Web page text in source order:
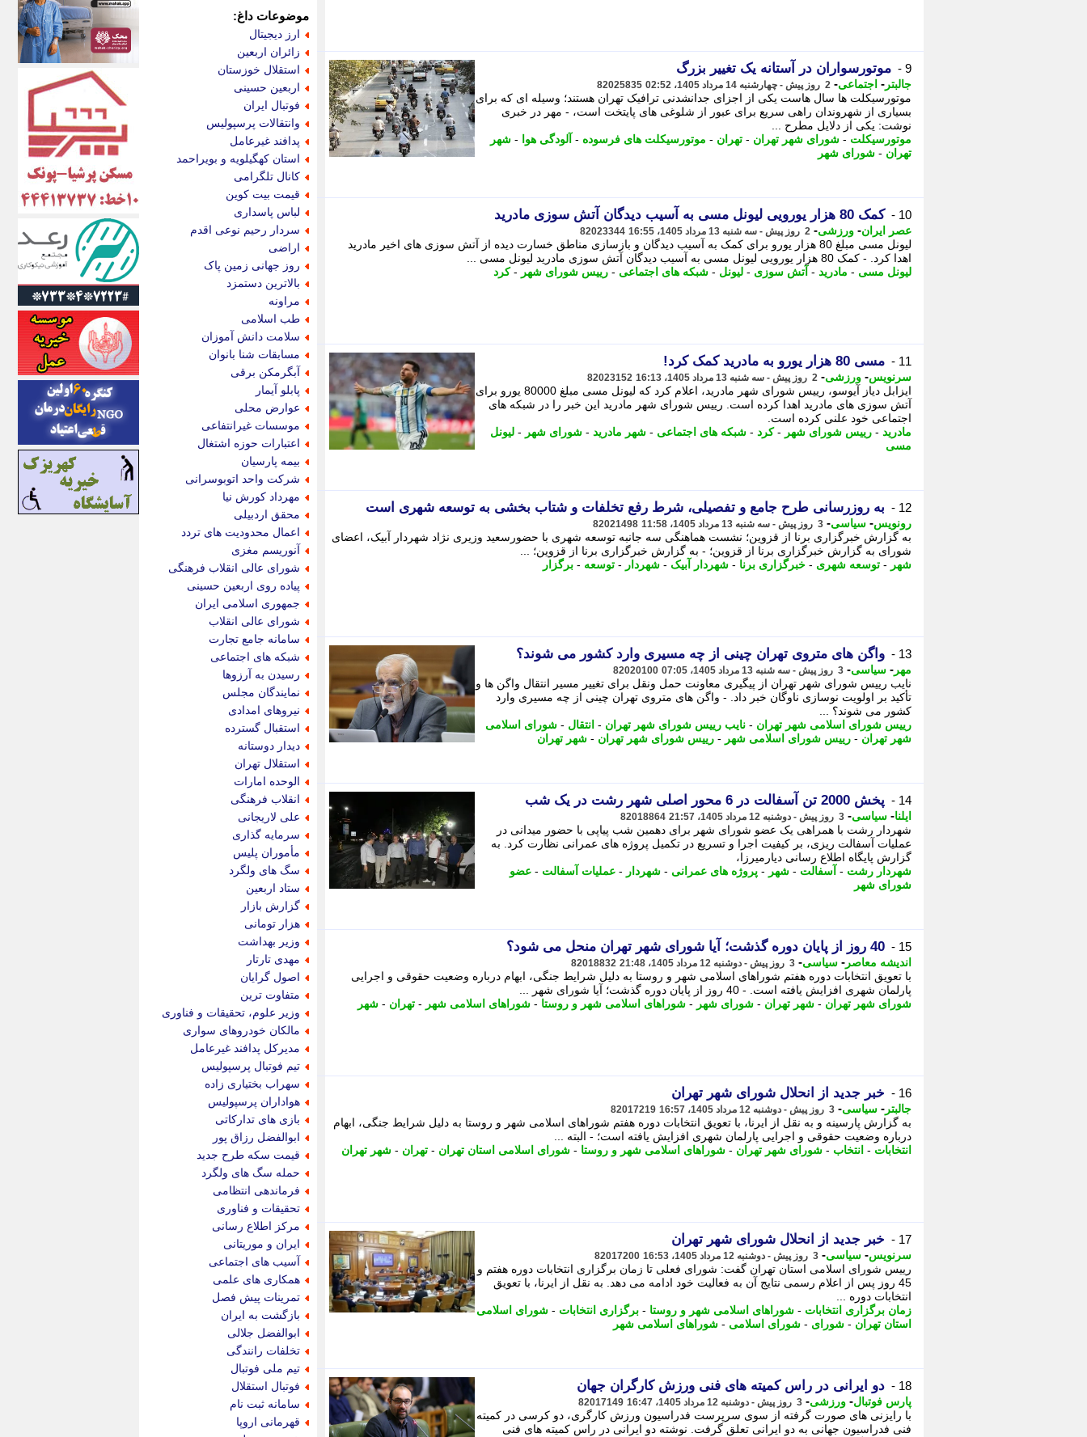
9 - موتورسواران در آستانه یک تغییر بزرگ
جالبتر - اجتماعی- 2 روز پیش - چهارشنبه 14 مرداد 1405، 02:52 82025835
موتورسیکلت ها سال هاست یکی از اجزای جدانشدنی ترافیک تهران هستند؛ وسیله ای که برای
بسیاری از شهروندان راهی سریع برای عبور از شلوغی های پایتخت است، - مهر در خبری
نوشت: یکی از دلایل مطرح ...
موتورسیکلت - شورای شهر تهران - تهران - موتورسیکلت های فرسوده - آلودگی هوا - شهر
تهران - شورای شهر
10 - کمک 80 هزار یورویی لیونل مسی به آسیب دیدگان آتش سوزی مادرید
عصر ایران- ورزشی- 2 روز پیش - سه شنبه 13 مرداد 1405، 16:55 82023344
لیونل مسی مبلغ 80 هزار یورو برای کمک به آسیب دیدگان و بازسازی مناطق خسارت دیده از آتش سوزی های اخیر مادرید
اهدا کرد. - کمک 80 هزار یورویی لیونل مسی به آسیب دیدگان آتش سوزی مادرید لیونل مسی ...
لیونل مسی - مادرید - آتش سوزی - لیونل - شبکه های اجتماعی - رییس شورای شهر -کرد
11 - مسی 80 هزار یورو به مادرید کمک کرد!
سرنویس- ورزشی- 2 روز پیش - سه شنبه 13 مرداد 1405، 16:13 82023152
ایزابل دیاز آیوسو، رییس شورای شهر مادرید، اعلام کرد که لیونل مسی مبلغ 80000 یورو برای
آتش سوزی های مادرید اهدا کرده است. رییس شورای شهر مادرید این خبر را در شبکه های
اجتماعی خود علنی کرده است.
مادرید - رییس شورای شهر -کرد - شبکه های اجتماعی - شهر مادرید - شورای شهر - لیونل
مسی
12 - به روزرسانی طرح جامع و تفصیلی، شرط رفع تخلفات و شتاب بخشی به توسعه شهری است
رونویس- سیاسی- 3 روز پیش - سه شنبه 13 مرداد 1405، 11:58 82021498
به گزارش خبرگزاری برنا از قزوین؛ نشست هماهنگی سه جانبه توسعه شهری با حضورسعید وزیری نژاد شهردار آبیک، اعضای
شورای به گزارش خبرگزاری برنا از قزوین؛ - به گزارش خبرگزاری برنا از قزوین؛ ...
شهر - توسعه شهری - خبرگزاری برنا - شهردار آبیک - شهردار - توسعه - برگزار
13 - واگن های متروی تهران چینی از چه مسیری وارد کشور می شوند؟
مهر - سیاسی- 3 روز پیش - سه شنبه 13 مرداد 1405، 07:05 82020100
نایب رییس شورای شهر تهران از پیگیری معاونت حمل ونقل برای تغییر مسیر انتقال واگن ها و
تأکید بر اولویت نوسازی ناوگان خبر داد. - واگن های متروی تهران چینی از چه مسیری وارد
کشور می شوند؟ ...
رییس شورای اسلامی شهر تهران - نایب رییس شورای شهر تهران - انتقال - شورای اسلامی
شهر تهران - رییس شورای اسلامی شهر - رییس شورای شهر تهران - شهر تهران
14 - پخش 2000 تن آسفالت در 6 محور اصلی شهر رشت در یک شب
ایلنا- سیاسی- 3 روز پیش - دوشنبه 12 مرداد 1405، 21:57 82018864
شهردار رشت با همراهی یک عضو شورای شهر برای دهمین شب پیاپی با حضور میدانی در
عملیات آسفالت ریزی، بر کیفیت اجرا و تسریع در تکمیل پروژه های عمرانی نظارت کرد. به
گزارش پایگاه اطلاع رسانی دیارمیرزا،
شهردار رشت - آسفالت - شهر - پروژه های عمرانی - شهردار - عملیات آسفالت - عضو
شورای شهر
15 - 40 روز از پایان دوره گذشت؛ آیا شورای شهر تهران منحل می شود؟
اندیشه معاصر - سیاسی- 3 روز پیش - دوشنبه 12 مرداد 1405، 21:48 82018832
با تعویق انتخابات دوره هفتم شوراهای اسلامی شهر و روستا به دلیل شرایط جنگی، ابهام درباره وضعیت حقوقی و اجرایی
پارلمان شهری افزایش یافته است. - 40 روز از پایان دوره گذشت؛ آیا شورای شهر ...
شورای شهر تهران - شهر تهران - شورای شهر - شوراهای اسلامی شهر و روستا - شوراهای اسلامی شهر - تهران - شهر
16 - خبر جدید از انحلال شورای شهر تهران
جالبتر - سیاسی- 3 روز پیش - دوشنبه 12 مرداد 1405، 16:57 82017219
به گزارش پارسینه و به نقل از ایرنا، با تعویق انتخابات دوره هفتم شوراهای اسلامی شهر و روستا به دلیل شرایط جنگی، ابهام
درباره وضعیت حقوقی و اجرایی پارلمان شهری افزایش یافته است؛ - البته ...
انتخابات - انتخاب - شورای شهر تهران - شوراهای اسلامی شهر و روستا - شورای اسلامی استان تهران - تهران - شهر تهران
17 - خبر جدید از انحلال شورای شهر تهران
سرنویس- سیاسی- 3 روز پیش - دوشنبه 12 مرداد 1405، 16:53 82017200
رییس شورای اسلامی استان تهران گفت: شورای فعلی تا زمان برگزاری انتخابات دوره هفتم و
45 روز پس از اعلام رسمی نتایج آن به فعالیت خود ادامه می دهد. به نقل از ایرنا، با تعویق
انتخابات دوره ...
زمان برگزاری انتخابات - شوراهای اسلامی شهر و روستا - برگزاری انتخابات - شورای اسلامی
استان تهران - شورای - شورای اسلامی - شوراهای اسلامی شهر
18 - دو ایرانی در راس کمیته های فنی ورزش کارگران جهان
پارس فوتبال- ورزشی- 3 روز پیش - دوشنبه 12 مرداد 1405، 16:47 82017149
با رایزنی های صورت گرفته از سوی سرپرست فدراسیون ورزش کارگری، دو کرسی در کمیته
فنی فدراسیون جهانی به دو ایرانی تعلق گرفت. نوشته دو ایرانی در راس کمیته های فنی
موضوعات داغ:
ارز دیجیتال
زائران اربعین
استقلال خوزستان
اربعین حسینی
فوتبال ایران
وانتقالات پرسپولیس
پدافند غیرعامل
استان کهگیلویه و بویراحمد
کانال تلگرامی
قیمت بیت کوین
لباس پاسداری
سردار رحیم نوعی اقدم
اراضی
روز جهانی زمین پاک
بالاترین دستمزد
مراونه
طب اسلامی
سلامت دانش آموزان
مسابقات شنا بانوان
آبگرمکن برقی
پابلو آیمار
عوارض محلی
موسسات غیرانتفاعی
اعتبارات حوزه اشتغال
بیمه پارسیان
شرکت واحد اتوبوسرانی
مهرداد کورش نیا
محقق اردبیلی
اعمال محدودیت های تردد
آنوریسم مغزی
شورای عالی انقلاب فرهنگی
پیاده روی اربعین حسینی
جمهوری اسلامی ایران
شورای عالی انقلاب
سامانه جامع تجارت
شبکه های اجتماعی
رسیدن به آرزوها
نمایندگان مجلس
نیروهای امدادی
استقبال گسترده
دیدار دوستانه
استقلال تهران
الوحده امارات
انقلاب فرهنگی
علی لاریجانی
سرمایه گذاری
مأموران پلیس
سگ های ولگرد
ستاد اربعین
گزارش بازار
هزار تومانی
وزیر بهداشت
مهدی تارتار
اصول گرایان
متفاوت ترین
وزیر علوم، تحقیقات و فناوری
مالکان خودروهای سواری
مدیرکل پدافند غیرعامل
تیم فوتبال پرسپولیس
سهراب بختیاری زاده
هواداران پرسپولیس
بازی های تدارکاتی
ابوالفضل رزاق پور
قیمت سکه طرح جدید
حمله سگ های ولگرد
فرماندهی انتظامی
تحقیقات و فناوری
مرکز اطلاع رسانی
ایران و موریتانی
آسیب های اجتماعی
همکاری های علمی
تمرینات پیش فصل
بازگشت به ایران
ابوالفضل جلالی
تخلفات رانندگی
تیم ملی فوتبال
فوتبال استقلال
سامانه ثبت نام
قهرمانی اروپا
الف
انتشار آنلاین
اندیشه قرن
اندیشه معاصر
اندیشه ها
انرژی پرس
ای استخدام
ایتنا
ایراف
ایران آرت
ایران آنلاین
ایران زندگی
ایران فوری
ایرانی روز
ایرانیتال
ایرنا
ایسکانیوز
ایسنا
ایکنا
ایلنا
اینتیتر
ایونا نیوز
بازتاب آنلاین
باشگاه خبرنگاران
باغستان نیوز
بامبوک
ببین و بخون
بدینسان
بنکر